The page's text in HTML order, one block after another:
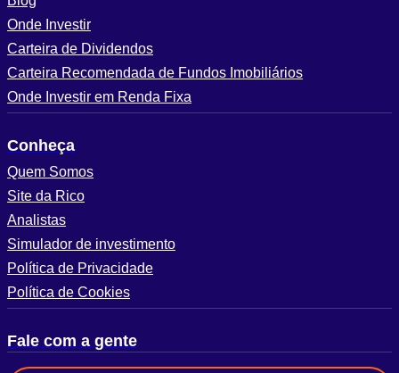
Onde Investir
Carteira de Dividendos
Carteira Recomendada de Fundos Imobiliários
Onde Investir em Renda Fixa
Conheça
Quem Somos
Site da Rico
Analistas
Simulador de investimento
Política de Privacidade
Política de Cookies
Fale com a gente